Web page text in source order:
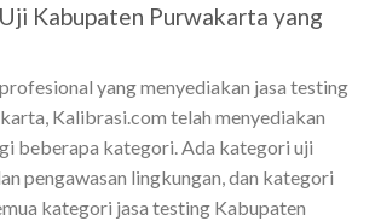
Kabupaten Purwakarta yang
yang menyediakan jasa testing
Kalibrasi.com telah menyediakan
beberapa kategori. Ada kategori uji
pengawasan lingkungan, dan kategori
kategori jasa testing Kabupaten